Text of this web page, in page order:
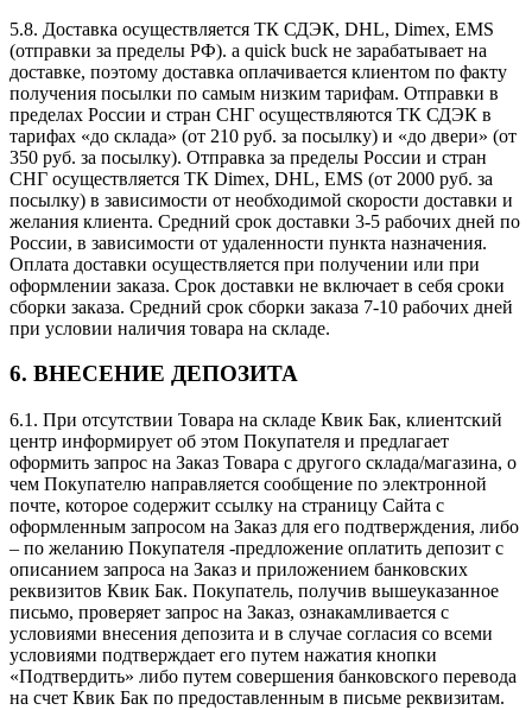
5.8. Доставка осуществляется ТК СДЭК, DHL, Dimex, EMS
(отправки за пределы РФ). a quick buck не зарабатывает на
доставке, поэтому доставка оплачивается клиентом по факту
получения посылки по самым низким тарифам. Отправки в
пределах России и стран СНГ осуществляются ТК СДЭК в
тарифах «до склада» (от 210 руб. за посылку) и «до двери» (от
350 руб. за посылку). Отправка за пределы России и стран
СНГ осуществляется ТК Dimex, DHL, EMS (от 2000 руб. за
посылку) в зависимости от необходимой скорости доставки и
желания клиента. Средний срок доставки 3-5 рабочих дней по
России, в зависимости от удаленности пункта назначения.
Оплата доставки осуществляется при получении или при
оформлении заказа. Срок доставки не включает в себя сроки
сборки заказа. Средний срок сборки заказа 7-10 рабочих дней
при условии наличия товара на складе.
6. ВНЕСЕНИЕ ДЕПОЗИТА
6.1. При отсутствии Товара на складе Квик Бак, клиентский
центр информирует об этом Покупателя и предлагает
оформить запрос на Заказ Товара с другого склада/магазина, о
чем Покупателю направляется сообщение по электронной
почте, которое содержит ссылку на страницу Сайта с
оформленным запросом на Заказ для его подтверждения, либо
– по желанию Покупателя -предложение оплатить депозит с
описанием запроса на Заказ и приложением банковских
реквизитов Квик Бак. Покупатель, получив вышеуказанное
письмо, проверяет запрос на Заказ, ознакамливается с
условиями внесения депозита и в случае согласия со всеми
условиями подтверждает его путем нажатия кнопки
«Подтвердить» либо путем совершения банковского перевода
на счет Квик Бак по предоставленным в письме реквизитам.